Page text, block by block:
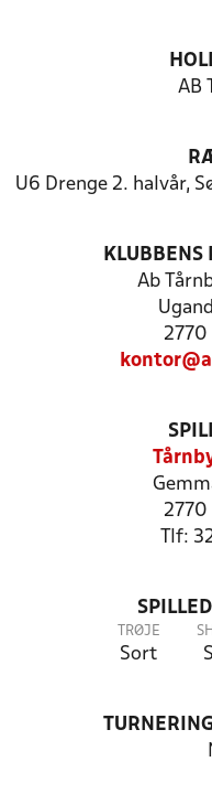
AB
U6 Drenge 2. halvår,
KLUBBENS
Ab
2770
2770
Tlf:
TRØJE
Sort